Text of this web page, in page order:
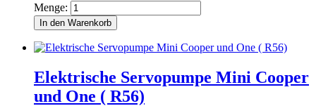
Menge:
In den Warenkorb
Elektrische Servopumpe Mini Cooper
und One ( R56)